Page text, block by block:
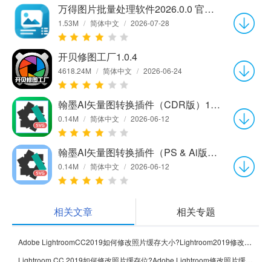
万得图片批量处理软件2026.0.0 官方版
1.53M / 简体中文 / 2026-07-28
开贝修图工厂1.0.4
4618.24M / 简体中文 / 2026-06-24
翰墨AI矢量图转换插件（CDR版）1.0.0
0.14M / 简体中文 / 2026-06-12
翰墨AI矢量图转换插件（PS & Ai版）1.0.0
0.14M / 简体中文 / 2026-06-12
相关文章 相关专题
Adobe LightroomCC2019如何修改照片缓存大小?Lightroom2019修改照片缓存大小的方法